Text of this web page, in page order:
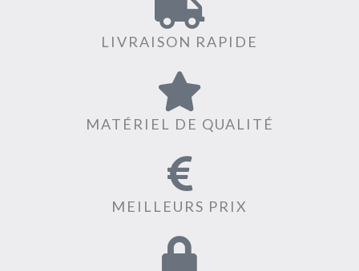
LIVRAISON RAPIDE
MATÉRIEL DE QUALITÉ
MEILLEURS PRIX